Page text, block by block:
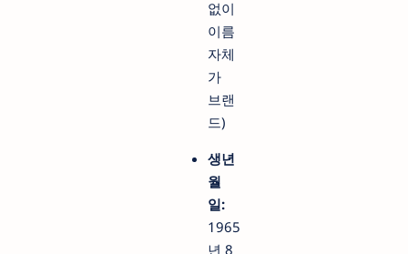
없이
이름
자체
가
브랜
드)
생년
월
일:
1965
년 8